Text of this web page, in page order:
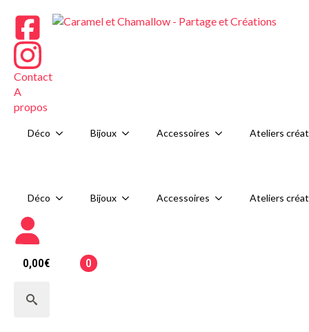
Contact
A
propos
Déco Bijoux Accessoires Ateliers
Déco Bijoux Accessoires Ateliers
0,00€ 0